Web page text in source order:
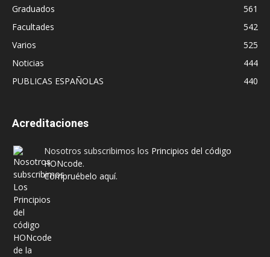
Graduados
561
Facultades
542
Varios
525
Noticias
444
PUBLICAS ESPAÑOLAS
440
Acreditaciones
Nosotros subscribimos los Principios del código
HONcode.
Compruébelo aquí.